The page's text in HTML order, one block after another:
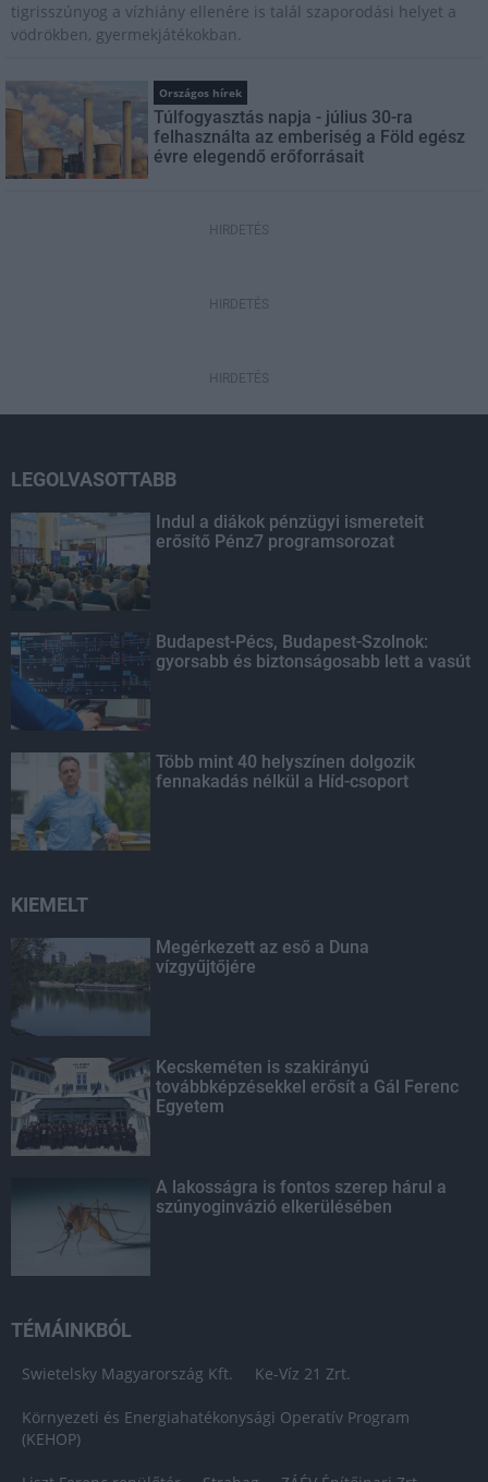
tigrisszúnyog a vízhiány ellenére is talál szaporodási helyet a
vödrökben, gyermekjátékokban.
Országos hírek
Túlfogyasztás napja - július 30-ra
felhasználta az emberiség a Föld egész
évre elegendő erőforrásait
HIRDETÉS
HIRDETÉS
HIRDETÉS
LEGOLVASOTTABB
Indul a diákok pénzügyi ismereteit
erősítő Pénz7 programsorozat
Budapest-Pécs, Budapest-Szolnok:
gyorsabb és biztonságosabb lett a vasút
Több mint 40 helyszínen dolgozik
fennakadás nélkül a Híd-csoport
KIEMELT
Megérkezett az eső a Duna
vízgyűjtőjére
Kecskeméten is szakirányú
továbbképzésekkel erősít a Gál Ferenc
Egyetem
A lakosságra is fontos szerep hárul a
szúnyoginvázió elkerülésében
TÉMÁINKBÓL
Swietelsky Magyarország Kft. Ke-Víz 21 Zrt.
Környezeti és Energiahatékonysági Operatív Program
(KEHOP)